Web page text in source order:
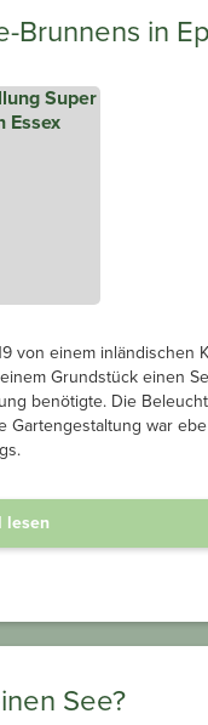
Brunnens in
von einem inländischen
Grundstück einen
benötigte. Die
war
lesen
See?